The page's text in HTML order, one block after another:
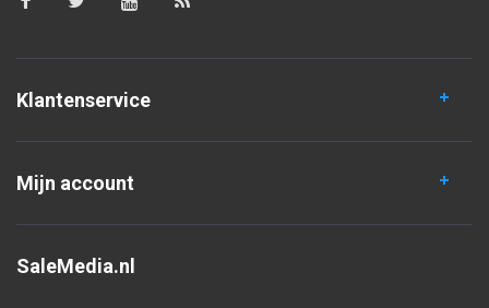
Klantenservice
Mijn account
SaleMedia.nl